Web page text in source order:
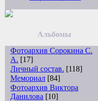
Альбомы
Фотоархив Сорокина С.
А. [17]
Личный состав. [118]
Мемориал [84]
Фотоархив Виктора
Данилова [10]